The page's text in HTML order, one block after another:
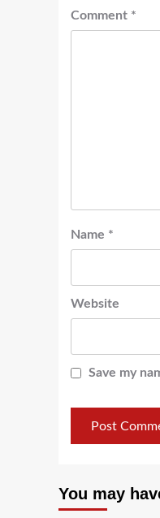
Comment *
Name *
Website
Save my
You may